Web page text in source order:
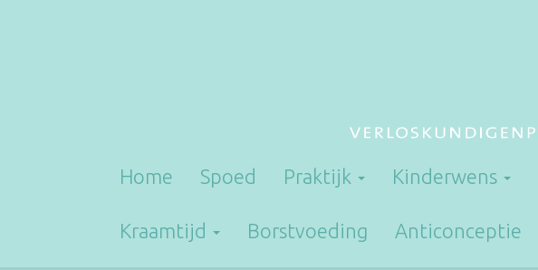
Home Spoed Praktijk Kinderwens
Kraamtijd Borstvoeding Anticonceptie